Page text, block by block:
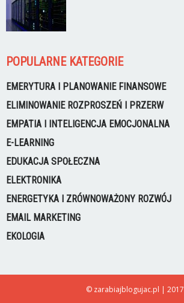
POPULARNE KATEGORIE
EMERYTURA I PLANOWANIE FINANSOWE
ELIMINOWANIE ROZPROSZEŃ I PRZERW
EMPATIA I INTELIGENCJA EMOCJONALNA
E-LEARNING
EDUKACJA SPOŁECZNA
ELEKTRONIKA
ENERGETYKA I ZRÓWNOWAŻONY ROZWÓJ
EMAIL MARKETING
EKOLOGIA
© zarabiajblogujac.pl | 2017